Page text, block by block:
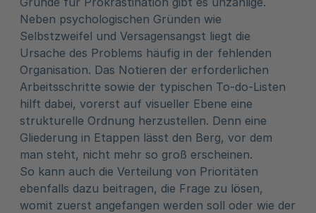
Neben psychologischen Gründen wie
Selbstzweifel und Versagensangst liegt die
Ursache des Problems häufig in der fehlenden
Organisation. Das Notieren der erforderlichen
Arbeitsschritte sowie der typischen To-do-Listen
hilft dabei, vorerst auf visueller Ebene eine
strukturelle Ordnung herzustellen. Denn eine
Gliederung in Etappen lässt den Berg, vor dem
man steht, nicht mehr so groß erscheinen.
So kann auch die Verteilung von Prioritäten
ebenfalls dazu beitragen, die Frage zu lösen,
womit zuerst angefangen werden soll oder wie der